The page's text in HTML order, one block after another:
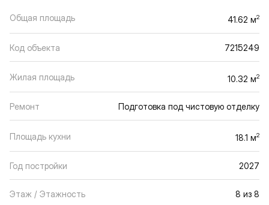
Общая площадь 41.62 м2
Код объекта 7215249
Жилая площадь 10.32 м2
Ремонт Подготовка под чистовую отделку
Площадь кухни 18.1 м2
Год постройки 2027
Этаж / Этажность 8 из 8